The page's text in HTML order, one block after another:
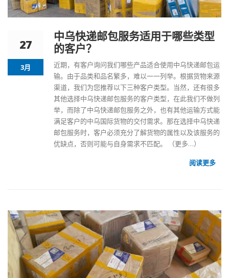
27
3月
中乌快递邮包服务适用于哪些类型
的客户？
近期，有客户询问我们哪些产品适合使用中乌快递邮包运
输。由于品类和品名繁多，难以一一列举。根据货物来源
渠道，我们为您推荐以下三种客户类型。当然，还有很多
其他选择中乌快递邮包服务的客户类型，在此我们不做列
举，而除了中乌快递邮包服务之外，也有其他运输方式能
满足客户的中乌国际货物的交付需求。那在选择中乌快递
邮包服务时，客户必须充分了解货物的属性以及该服务的
优缺点，否则可能与自身需求不匹配。
（更多…）
阅读更多